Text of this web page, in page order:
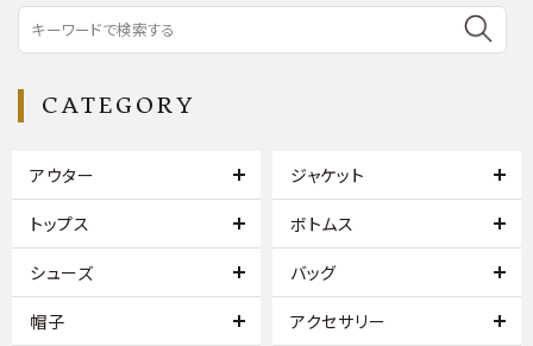
CATEGORY
アウター ジャケット
トップス ボトムス
シューズ バッグ
帽子 アクセサリー